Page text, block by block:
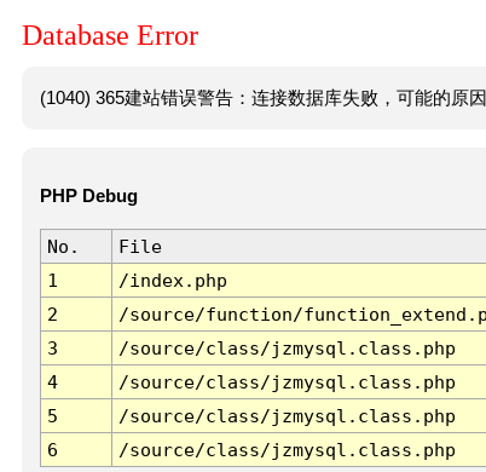
Database Error
(1040) 365建站错误警告：连接数据库失败，可能的原
PHP Debug
No. File
1
/index.php
2
/source/function/
3
/source/class/jzmysql.class.php
4
/source/class/jzmysql.class.php
5
/source/class/jzmysql.class.php
6
/source/class/jzmysql.class.php